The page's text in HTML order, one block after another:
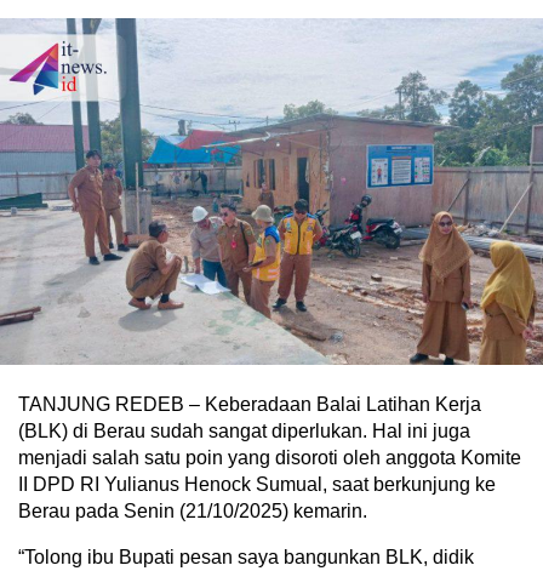
TANJUNG REDEB – Keberadaan Balai Latihan Kerja
(BLK) di Berau sudah sangat diperlukan. Hal ini juga
menjadi salah satu poin yang disoroti oleh anggota Komite
II DPD RI Yulianus Henock Sumual, saat berkunjung ke
Berau pada Senin (21/10/2025) kemarin.
“Tolong ibu Bupati pesan saya bangunkan BLK, didik